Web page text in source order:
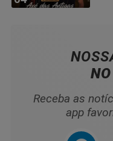
Receba as
app